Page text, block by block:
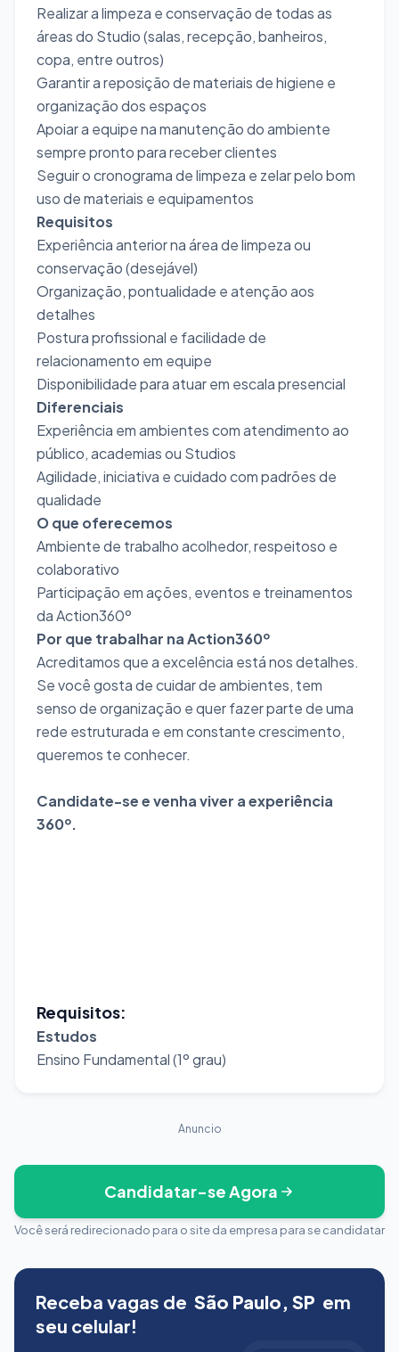
Realizar a limpeza e conservação de todas as
áreas do Studio (salas, recepção, banheiros,
copa, entre outros)
Garantir a reposição de materiais de higiene e
organização dos espaços
Apoiar a equipe na manutenção do ambiente
sempre pronto para receber clientes
Seguir o cronograma de limpeza e zelar pelo bom
uso de materiais e equipamentos
Requisitos
Experiência anterior na área de limpeza ou
conservação (desejável)
Organização, pontualidade e atenção aos
detalhes
Postura profissional e facilidade de
relacionamento em equipe
Disponibilidade para atuar em escala presencial
Diferenciais
Experiência em ambientes com atendimento ao
público, academias ou Studios
Agilidade, iniciativa e cuidado com padrões de
qualidade
O que oferecemos
Ambiente de trabalho acolhedor, respeitoso e
colaborativo
Participação em ações, eventos e treinamentos
da Action360º
Por que trabalhar na Action360º
Acreditamos que a excelência está nos detalhes.
Se você gosta de cuidar de ambientes, tem
senso de organização e quer fazer parte de uma
rede estruturada e em constante crescimento,
queremos te conhecer.
Candidate-se e venha viver a experiência
360º.
Requisitos:
Estudos
Ensino Fundamental (1º grau)
Anuncio
Candidatar-se Agora
Você será redirecionado para o site da empresa para se candidatar
Receba vagas de São Paulo, SP em
seu celular!